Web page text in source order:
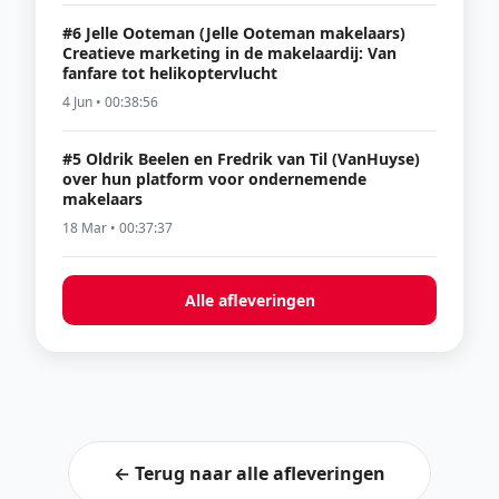
#6 Jelle Ooteman (Jelle Ooteman makelaars)
Creatieve marketing in de makelaardij: Van
fanfare tot helikoptervlucht
4 Jun • 00:38:56
#5 Oldrik Beelen en Fredrik van Til (VanHuyse)
over hun platform voor ondernemende
makelaars
18 Mar • 00:37:37
Alle afleveringen
← Terug naar alle afleveringen